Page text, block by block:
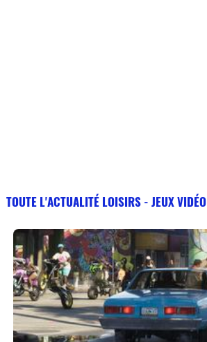
TOUTE L'ACTUALITÉ LOISIRS - JEUX VIDÉO